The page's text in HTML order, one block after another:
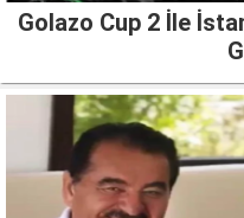
Golazo Cup 2 İle